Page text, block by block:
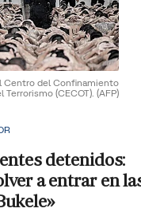
Centro del Confinamiento
Terrorismo (CECOT). (AFP)
detenidos:
a entrar en